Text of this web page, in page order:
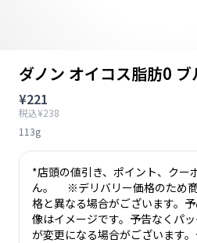
ダノン オイコス脂肪0 ブ
¥221
税込¥238
113g
*店頭の値引き、ポイント、クー
ん。 ※デリバリー価格のため
格と異なる場合がございます。
像はイメージです。予告なくパ
が変更になる場合がございます。